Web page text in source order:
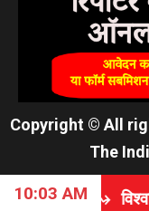
Copyright © All
The
10:03 AM
समर्पण और गुणवत्ता